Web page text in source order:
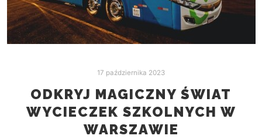
17 października 2023
ODKRYJ MAGICZNY ŚWIAT
WYCIECZEK SZKOLNYCH W
WARSZAWIE